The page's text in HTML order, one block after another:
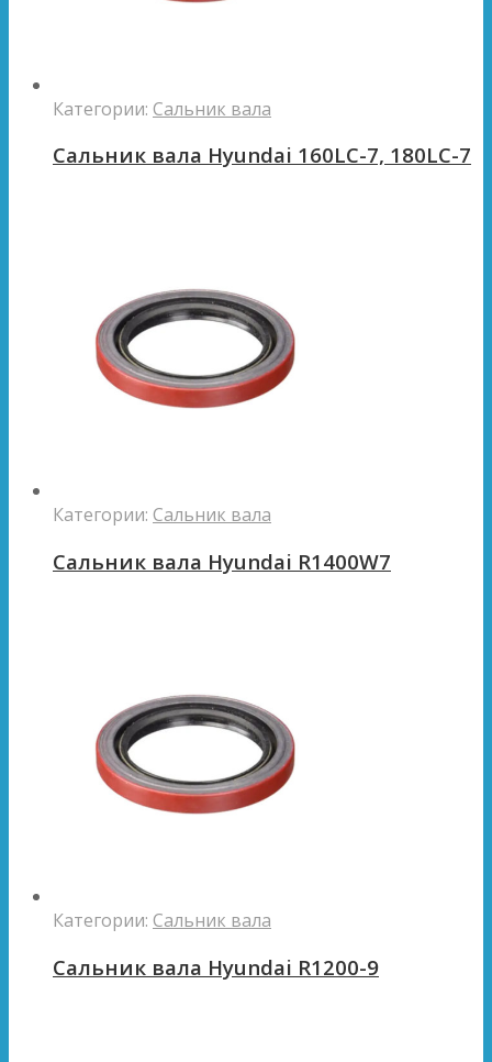
Категории: Сальник вала
Сальник вала Hyundai 160LC-7, 180LC-7
Категории: Сальник вала
Сальник вала Hyundai R1400W7
Категории: Сальник вала
Сальник вала Hyundai R1200-9